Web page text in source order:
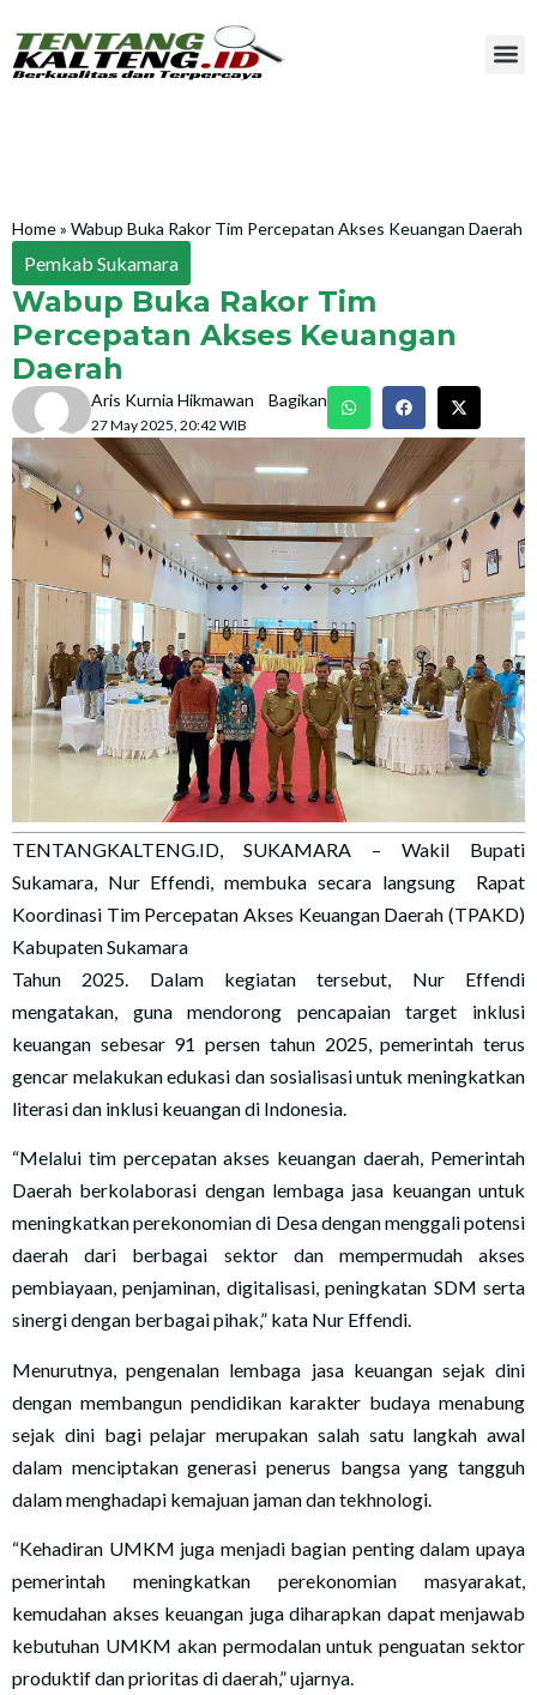
Home» Wabup Buka Rakor Tim Percepatan Akses Keuangan Daerah
Pemkab Sukamara
Wabup Buka Rakor Tim
Percepatan Akses Keuangan
Daerah
Aris Kurnia Hikmawan
27 May 2025, 20:42 WIB
Bagikan
TENTANGKALTENG.ID, SUKAMARA – Wakil Bupati
Sukamara, Nur Effendi, membuka secara langsung Rapat
Koordinasi Tim Percepatan Akses Keuangan Daerah (TPAKD)
Kabupaten Sukamara
Tahun 2025. Dalam kegiatan tersebut, Nur Effendi
mengatakan, guna mendorong pencapaian target inklusi
keuangan sebesar 91 persen tahun 2025, pemerintah terus
gencar melakukan edukasi dan sosialisasi untuk meningkatkan
literasi dan inklusi keuangan di Indonesia.
“Melalui tim percepatan akses keuangan daerah, Pemerintah
Daerah berkolaborasi dengan lembaga jasa keuangan untuk
meningkatkan perekonomian di Desa dengan menggali potensi
daerah dari berbagai sektor dan mempermudah akses
pembiayaan, penjaminan, digitalisasi, peningkatan SDM serta
sinergi dengan berbagai pihak,” kata Nur Effendi.
Menurutnya, pengenalan lembaga jasa keuangan sejak dini
dengan membangun pendidikan karakter budaya menabung
sejak dini bagi pelajar merupakan salah satu langkah awal
dalam menciptakan generasi penerus bangsa yang tangguh
dalam menghadapi kemajuan jaman dan tekhnologi.
“Kehadiran UMKM juga menjadi bagian penting dalam upaya
pemerintah meningkatkan perekonomian masyarakat,
kemudahan akses keuangan juga diharapkan dapat menjawab
kebutuhan UMKM akan permodalan untuk penguatan sektor
produktif dan prioritas di daerah,” ujarnya.